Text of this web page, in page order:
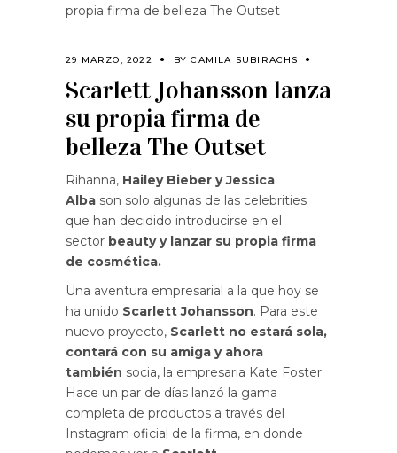
propia firma de belleza The Outset
29 MARZO, 2022 BYCAMILA SUBIRACHS
Scarlett Johansson lanza
su propia firma de
belleza The Outset
Rihanna, Hailey Bieber y Jessica
Alba son solo algunas de las celebrities
que han decidido introducirse en el
sector beauty y lanzar su propia firma
de cosmética.
Una aventura empresarial a la que hoy se
ha unido Scarlett Johansson. Para este
nuevo proyecto, Scarlett no estará sola,
contará con su amiga y ahora
también socia, la empresaria Kate Foster.
Hace un par de días lanzó la gama
completa de productos a través del
Instagram oficial de la firma, en donde